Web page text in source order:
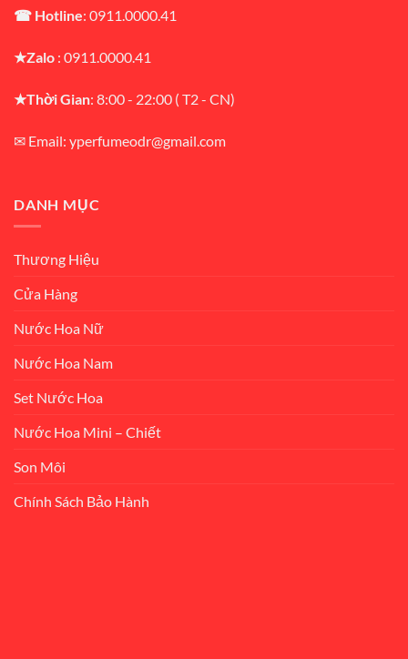
☎ Hotline: 0911.0000.41
★Zalo : 0911.0000.41
★Thời Gian: 8:00 - 22:00 ( T2 - CN)
✉ Email: yperfumeodr@gmail.com
DANH MỤC
Thương Hiệu
Cửa Hàng
Nước Hoa Nữ
Nước Hoa Nam
Set Nước Hoa
Nước Hoa Mini – Chiết
Son Môi
Chính Sách Bảo Hành